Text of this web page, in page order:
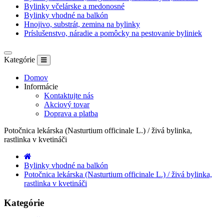
Bylinky včelárske a medonosné
Bylinky vhodné na balkón
Hnojivo, substrát, zemina na bylinky
Príslušenstvo, náradie a pomôcky na pestovanie byliniek
Kategórie
Domov
Informácie
Kontaktujte nás
Akciový tovar
Doprava a platba
Potočnica lekárska (Nasturtium officinale L.) / živá bylinka,
rastlinka v kvetináči
Bylinky vhodné na balkón
Potočnica lekárska (Nasturtium officinale L.) / živá bylinka,
rastlinka v kvetináči
Kategórie